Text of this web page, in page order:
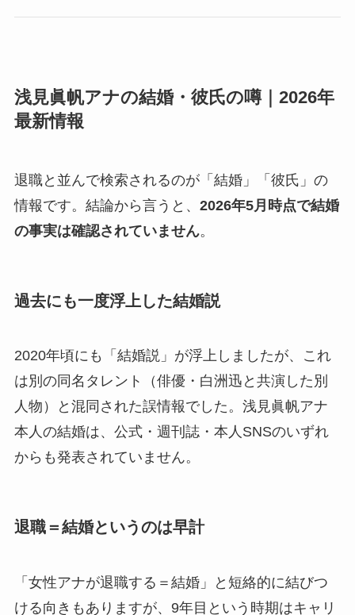
浅見眞帆アナの結婚・彼氏の噂｜2026年
最新情報
退職と並んで検索されるのが「結婚」「彼氏」の
情報です。結論から言うと、 2026年5月時点で結婚
の事実は確認されていません。
過去にも一度浮上した結婚説
2020年頃にも「結婚説」が浮上しましたが、これ
は別の同名タレント（俳優・白洲迅と共演した別
人物）と混同された誤情報でした。浅見眞帆アナ
本人の結婚は、公式・週刊誌・本人SNSのいずれ
からも発表されていません。
退職＝結婚というのは早計
「女性アナが退職する＝結婚」と短絡的に結びつ
ける向きもありますが、9年目という時期はキャリ